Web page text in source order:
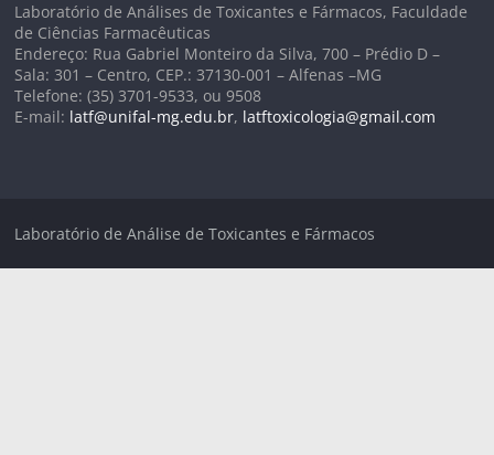
Laboratório de Análises de Toxicantes e Fármacos, Faculdade
de Ciências Farmacêuticas
Endereço: Rua Gabriel Monteiro da Silva, 700 – Prédio D –
Sala: 301 – Centro, CEP.: 37130-001 – Alfenas –MG
Telefone: (35) 3701-9533, ou 9508
E-mail: latf@unifal-mg.edu.br, latftoxicologia@gmail.com
Laboratório de Análise de Toxicantes e Fármacos